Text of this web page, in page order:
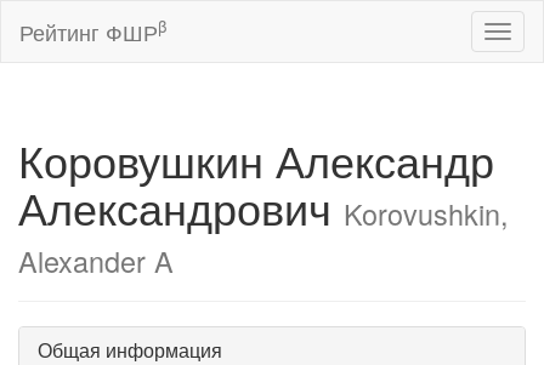
Рейтинг ФШРβ
Коровушкин Александр
Александрович Korovushkin,
Alexander A
Общая информация